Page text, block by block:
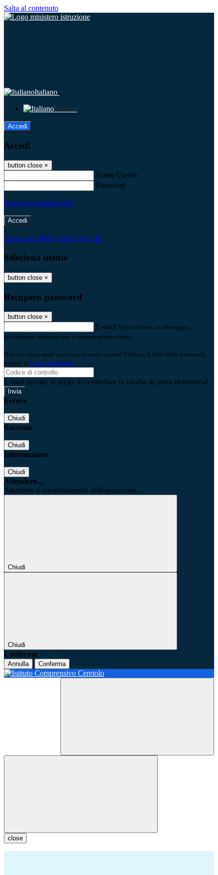
Salta al contenuto
Italiano
Italiano
Accedi
Accedi
button close ×
Nome Utente
Password
Password dimenticata?
-
Entra con SPID Entra con CIE
Seleziona utente
button close ×
Recupero password
button close ×
E-mail Verrà inviato un messaggio
all'indirizzo indicato con le istruzioni necessarie.
Non hai una e-mail associata al nome utente? Effettua il reset della password
tramite la Login Spaggiari
E-mail inviata, si prega di controllare la casella di posta elettronica!
Errore
Chiudi
Successo
Chiudi
Informazione
Chiudi
Attendere...
Attendere il completamento dell'operazione...
Chiudi
Chiudi
Conferma
Annulla Conferma
close